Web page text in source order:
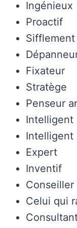
Ingénieux
Proactif
Sifflement
Fixateur
Stratège
Penseur
Intelligent
Intelligent
Expert
Inventif
Conseiller
Celui qui